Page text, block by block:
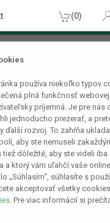
používa niekoľko typov
plná funkčnosť
príjemná. Je pre nás
jednoducho prezerať, a
ďalší rozvoj. To zahŕňa
aby ste nemuseli
tiež dôležité, aby ste videli
a ktorý vám uľahčí vaše
„Súhlasím“, súhlasíte s
akceptovať všetky
. Pre viac informácií si
(0)